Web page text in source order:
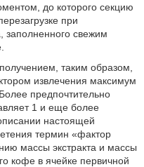
до которого секцию
при
заполненного свежим
таким образом,
извлечения максимум
предпочтительно
1 и еще более
настоящей
термин «фактор
массы экстракта и массы
кофе в ячейке первичной